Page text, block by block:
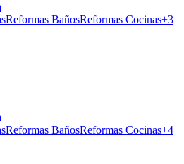
Reformas BañosReformas Cocinas+3
Reformas BañosReformas Cocinas+4